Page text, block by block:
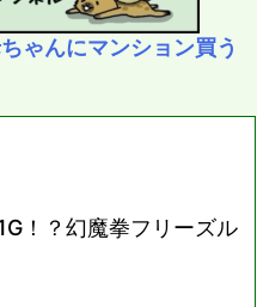
ゃんにマンション買う
！？幻魔拳フリーズル